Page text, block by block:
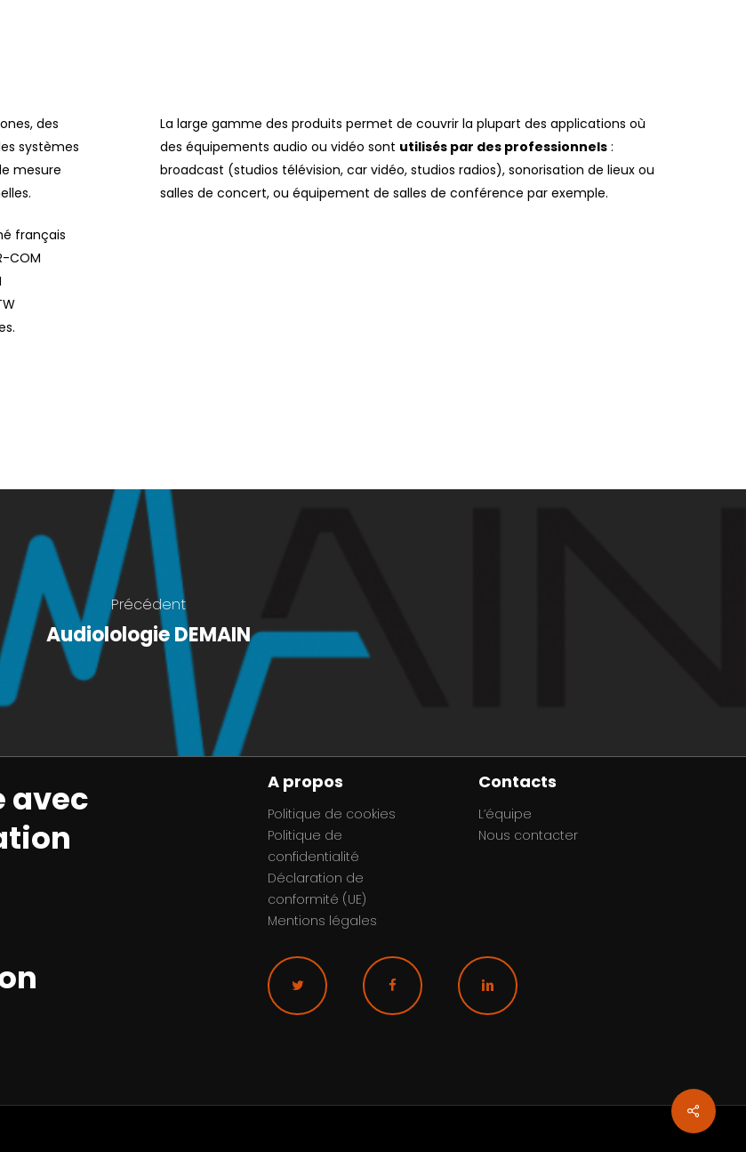
des
systèmes
mesure
français
COM
La large gamme des produits permet de couvrir la plupart des applications où
des équipements audio ou vidéo sont utilisés par des professionnels :
broadcast (studios télévision, car vidéo, studios radios), sonorisation de lieux ou
salles de concert, ou équipement de salles de conférence par exemple.
Précédent
Audiolologie DEMAIN
avec
A propos
Politique de cookies
Politique de
confidentialité
Déclaration de
conformité (UE)
Mentions légales
Contacts
L’équipe
Nous contacter
Share